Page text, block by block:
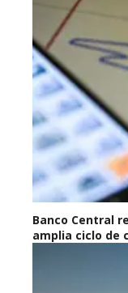
Banco Central
amplia ciclo de